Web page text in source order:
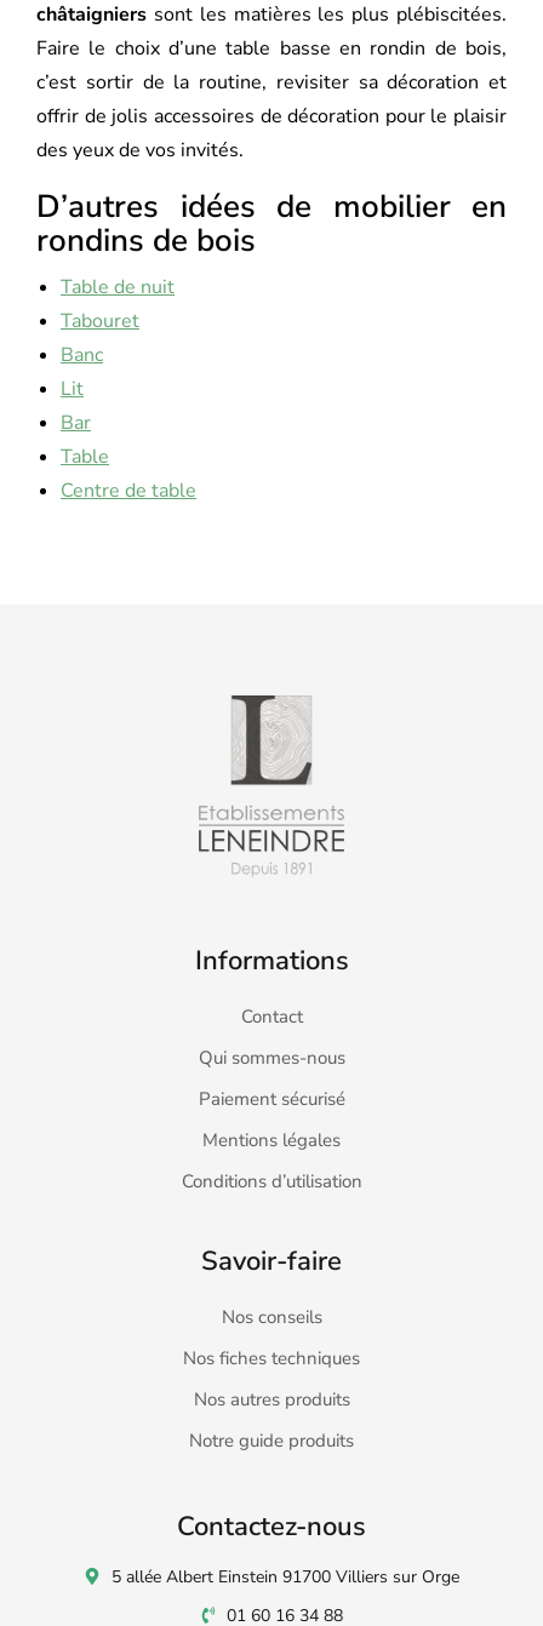
châtaigniers sont les matières les plus plébiscitées.
Faire le choix d’une table basse en rondin de bois,
c’est sortir de la routine, revisiter sa décoration et
offrir de jolis accessoires de décoration pour le plaisir
des yeux de vos invités.
D’autres idées de mobilier en
rondins de bois
Table de nuit
Tabouret
Banc
Lit
Bar
Table
Centre de table
Informations
Contact
Qui sommes-nous
Paiement sécurisé
Mentions légales
Conditions d’utilisation
Savoir-faire
Nos conseils
Nos fiches techniques
Nos autres produits
Notre guide produits
Contactez-nous
5 allée Albert Einstein 91700 Villiers sur Orge
01 60 16 34 88